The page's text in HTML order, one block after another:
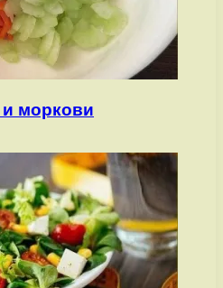
и моркови